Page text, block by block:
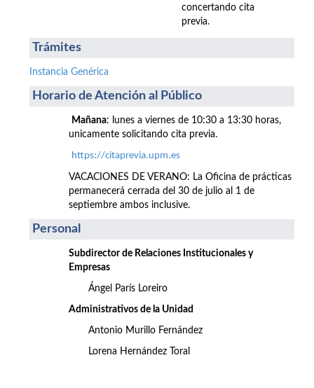
concertando cita
previa.
Trámites
Instancia Genérica
Horario de Atención al Público
Mañana: lunes a viernes de 10:30 a 13:30 horas,
unicamente solicitando cita previa.
https://citaprevia.upm.es
VACACIONES DE VERANO: La Oficina de prácticas
permanecerá cerrada del 30 de julio al 1 de
septiembre ambos inclusive.
Personal
Subdirector de Relaciones Institucionales y
Empresas
Ángel París Loreiro
Administrativos de la Unidad
Antonio Murillo Fernández
Lorena Hernández Toral